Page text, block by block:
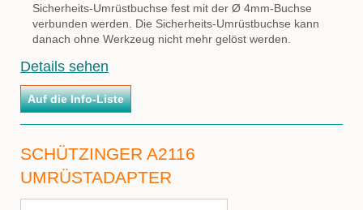
Sicherheits-Umrüstbuchse fest mit der Ø 4mm-Buchse
verbunden werden. Die Sicherheits-Umrüstbuchse kann
danach ohne Werkzeug nicht mehr gelöst werden.
Details sehen
SCHÜTZINGER A2116
UMRÜSTADAPTER